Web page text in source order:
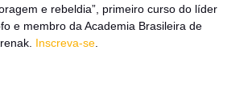
e rebeldia”, primeiro curso do líder
e membro da Academia Brasileira de
Inscreva-se